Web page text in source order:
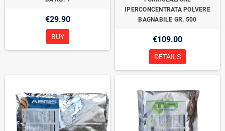
€29.90
BUY
IPERCONCENTRATA POLVERE
BAGNABILE GR. 500
€109.00
DETAILS